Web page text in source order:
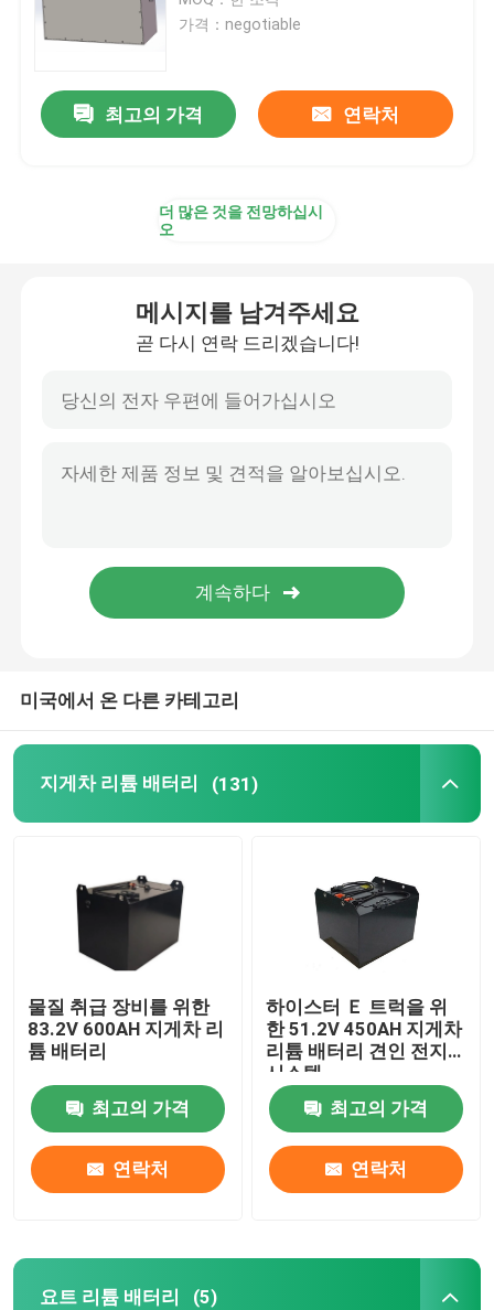
적재기 배터리
잔디 깎는 기계 리튬 배터리
벽난로 배터리
전기 드릴 리튬 배터리
리튬 배터리 모듈
가격：negotiable
최고의 가격 연락처
더 많은 것을 전망하십시
오
메시지를 남겨주세요
곧 다시 연락 드리겠습니다!
미국에서 온 다른 카테고리
지게차 리튬 배터리 (131)
물질 취급 장비를 위한
83.2V 600AH 지게차 리
튬 배터리
최고의 가격
연락처
하이스터 Ｅ 트럭을 위
한 51.2V 450AH 지게차
리튬 배터리 견인 전지
시스템
최고의 가격
연락처
요트 리튬 배터리 (5)